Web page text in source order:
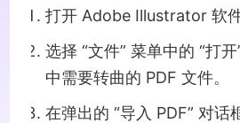
打开 Adobe Illustrator 软件
选择 “文件” 菜单中的 “打
中需要转曲的 PDF 文件。
在弹出的 “导入 PDF” 对话